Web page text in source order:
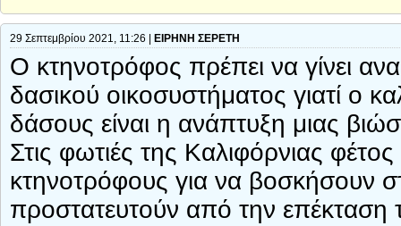
29 Σεπτεμβρίου 2021, 11:26 | ΕΙΡΗΝΗ ΣΕΡΕΤΗ
Ο κτηνοτρόφος πρέπει να γίνει
δασικού οικοσυστήματος γιατί ο
δάσους είναι η ανάπτυξη μιας
Στις φωτιές της Καλιφόρνιας
κτηνοτρόφους για να βοσκήσουν
προστατευτούν από την επέκταση